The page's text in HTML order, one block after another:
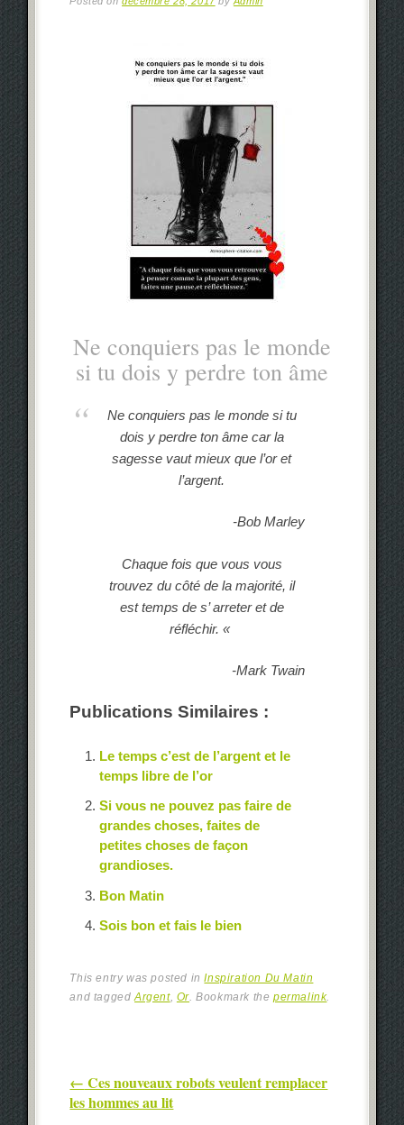
Ne conquiers pas le monde
si tu dois y perdre ton âme
Ne conquiers pas le monde si tu
dois y perdre ton âme car la
sagesse vaut mieux que l’or et
l’argent.
-Bob Marley
Chaque fois que vous vous
trouvezdu côté de la majorité, il
est temps de s’ arreter et de
réfléchir. «
-Mark Twain
Publications Similaires :
Le temps c’est de l’argent et le
temps libre de l’or
Si vous ne pouvez pas faire de
grandes choses, faites de
petites choses de façon
grandioses.
Bon Matin
Sois bon et fais le bien
This entry was posted inInspiration Du Matin
and taggedArgent, Or. Bookmark thepermalink.
Post navigation
← Ces nouveaux robots veulent remplacer
les hommes au lit